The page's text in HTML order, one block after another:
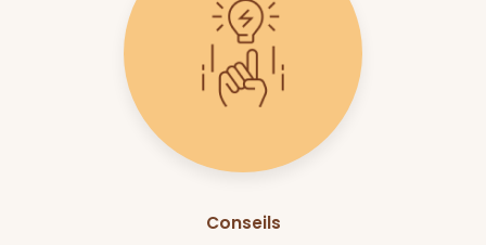
Conseils